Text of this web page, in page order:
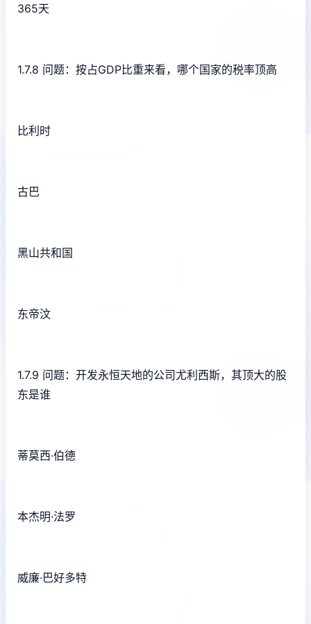
365天
1.7.8 问题：按占GDP比重来看，哪个国家的税率顶高
比利时
古巴
黑山共和国
东帝汶
1.7.9 问题：开发永恒天地的公司尤利西斯，其顶大的股
东是谁
蒂莫西·伯德
本杰明·法罗
威廉·巴好多特